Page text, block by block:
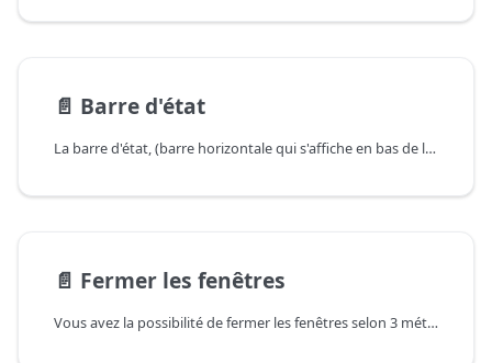
📄️ Barre d'état
La barre d'état, (barre horizontale qui s'affiche en bas de la fenêtre du document dans Gestimum,) fournit des informations sur l'état des éléments affichés à l'écran ainsi que d'autres informations contextuelles.
📄️ Fermer les fenêtres
Vous avez la possibilité de fermer les fenêtres selon 3 méthodes :